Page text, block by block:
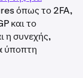
όπως το 2FA,
και το
η συνεχής,
ύποπτη